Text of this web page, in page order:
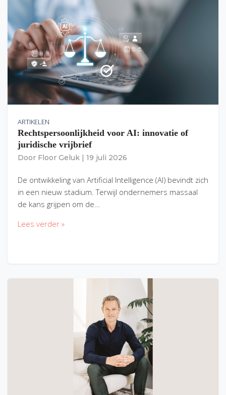
ARTIKELEN
Rechtspersoonlijkheid voor AI: innovatie of
juridische vrijbrief
Door Floor Geluk 19 juli 2026
De ontwikkeling van Artificial Intelligence (AI) bevindt zich
in een nieuw stadium. Terwijl ondernemers massaal
de kans grijpen om de…
Lees verder »